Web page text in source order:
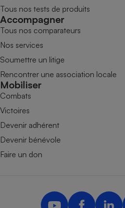
Tous nos tests de produits
Accompagner
Tous nos comparateurs
Nos services
Soumettre un litige
Rencontrer une association locale
Mobiliser
Combats
Victoires
Devenir adhérent
Devenir bénévole
Faire un don